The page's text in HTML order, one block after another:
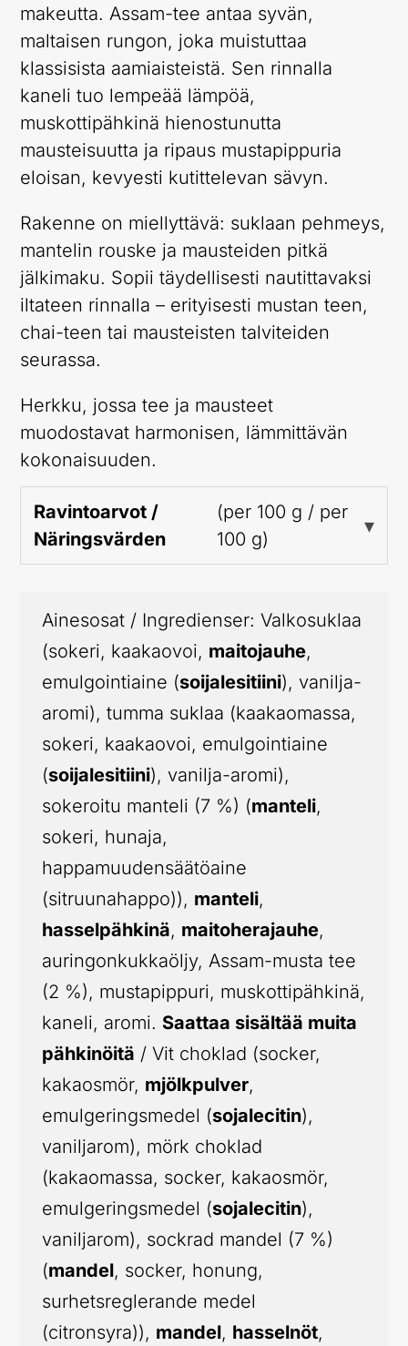
makeutta. Assam-tee antaa syvän,
maltaisen rungon, joka muistuttaa
klassisista aamiaisteistä. Sen rinnalla
kaneli tuo lempeää lämpöä,
muskottipähkinä hienostunutta
mausteisuutta ja ripaus mustapippuria
eloisan, kevyesti kutittelevan sävyn.
Rakenne on miellyttävä: suklaan pehmeys,
mantelin rouske ja mausteiden pitkä
jälkimaku. Sopii täydellisesti nautittavaksi
iltateen rinnalla – erityisesti mustan teen,
chai-teen tai mausteisten talviteiden
seurassa.
Herkku, jossa tee ja mausteet
muodostavat harmonisen, lämmittävän
kokonaisuuden.
Ravintoarvot /
Näringsvärden
(per 100 g / per
100 g)
Ainesosat / Ingredienser: Valkosuklaa
(sokeri, kaakaovoi, maitojauhe,
emulgointiaine (soijalesitiini), vanilja-
aromi), tumma suklaa (kaakaomassa,
sokeri, kaakaovoi, emulgointiaine
(soijalesitiini), vanilja-aromi),
sokeroitu manteli (7 %) (manteli,
sokeri, hunaja,
happamuudensäätöaine
(sitruunahappo)), manteli,
hasselpähkinä, maitoherajauhe,
auringonkukkaöljy, Assam-musta tee
(2 %), mustapippuri, muskottipähkinä,
kaneli, aromi. Saattaa sisältää muita
pähkinöitä / Vit choklad (socker,
kakaosmör, mjölkpulver,
emulgeringsmedel (sojalecitin),
vaniljarom), mörk choklad
(kakaomassa, socker, kakaosmör,
emulgeringsmedel (sojalecitin),
vaniljarom), sockrad mandel (7 %)
(mandel, socker, honung,
surhetsreglerande medel
(citronsyra)), mandel, hasselnöt,